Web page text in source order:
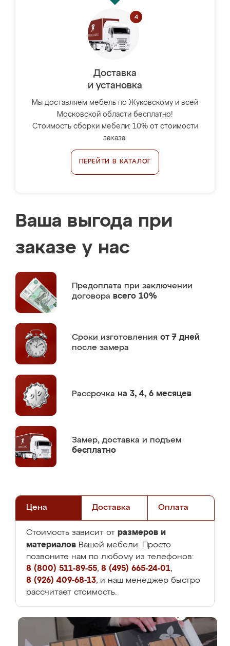
Доставка
и установка
Мы доставляем мебель по Жуковскому и всей
Московской области бесплатно!
Стоимость сборки мебели: 10% от стоимости
заказа.
ПЕРЕЙТИ В КАТАЛОГ
Ваша выгода при
заказе у нас
Предоплата при заключении
договора всего 10%
Сроки изготовления от 7 дней
после замера
Рассрочка на 3, 4, 6 месяцев
Замер, доставка и подъем
бесплатно
Цена Доставка Оплата
Стоимость зависит от размеров и
материалов Вашей мебели. Просто
позвоните нам по любому из телефонов:
8 (800) 511-89-55, 8 (495) 665-24-01,
8 (926) 409-68-13, и наш менеджер быстро
рассчитает стоимость.